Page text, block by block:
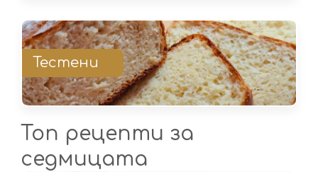
Тестени
Топ рецепти за
седмицата